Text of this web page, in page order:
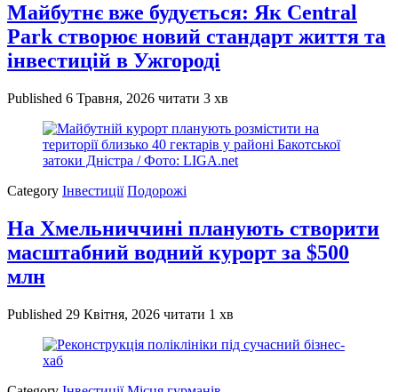
Майбутнє вже будується: Як Central
Park створює новий стандарт життя та
інвестицій в Ужгороді
Published 6 Травня, 2026 читати 3 хв
Category Інвестиції Подорожі
На Хмельниччині планують створити
масштабний водний курорт за $500
млн
Published 29 Квітня, 2026 читати 1 хв